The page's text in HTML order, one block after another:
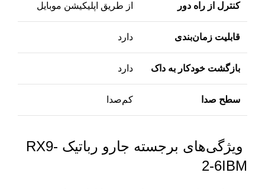
کنترل از راه دور از طریق اپلیکیشن موبایل
قابلیت زمان‌بندی دارد
بازگشت خودکار به داک دارد
سطح صدا کم‌صدا
ویژگی‌های برجسته جارو رباتیک RX9-
2-6IBM